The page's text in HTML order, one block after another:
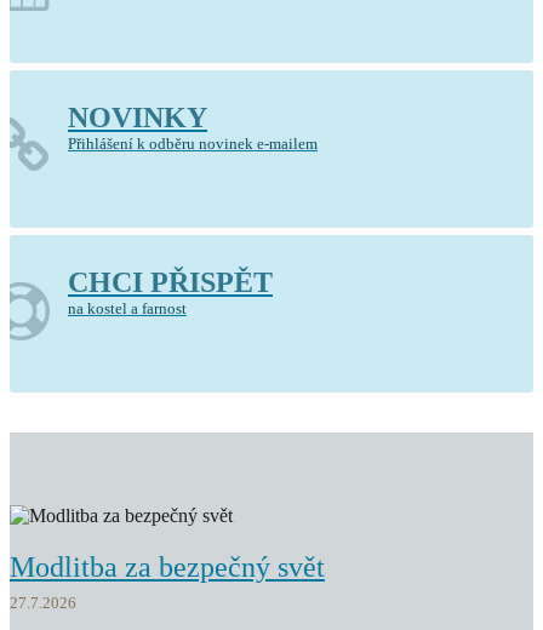
NOVINKY
Přihlášení k odběru novinek e-mailem
CHCI PŘISPĚT
na kostel a farnost
Modlitba za bezpečný svět
27.7.2026